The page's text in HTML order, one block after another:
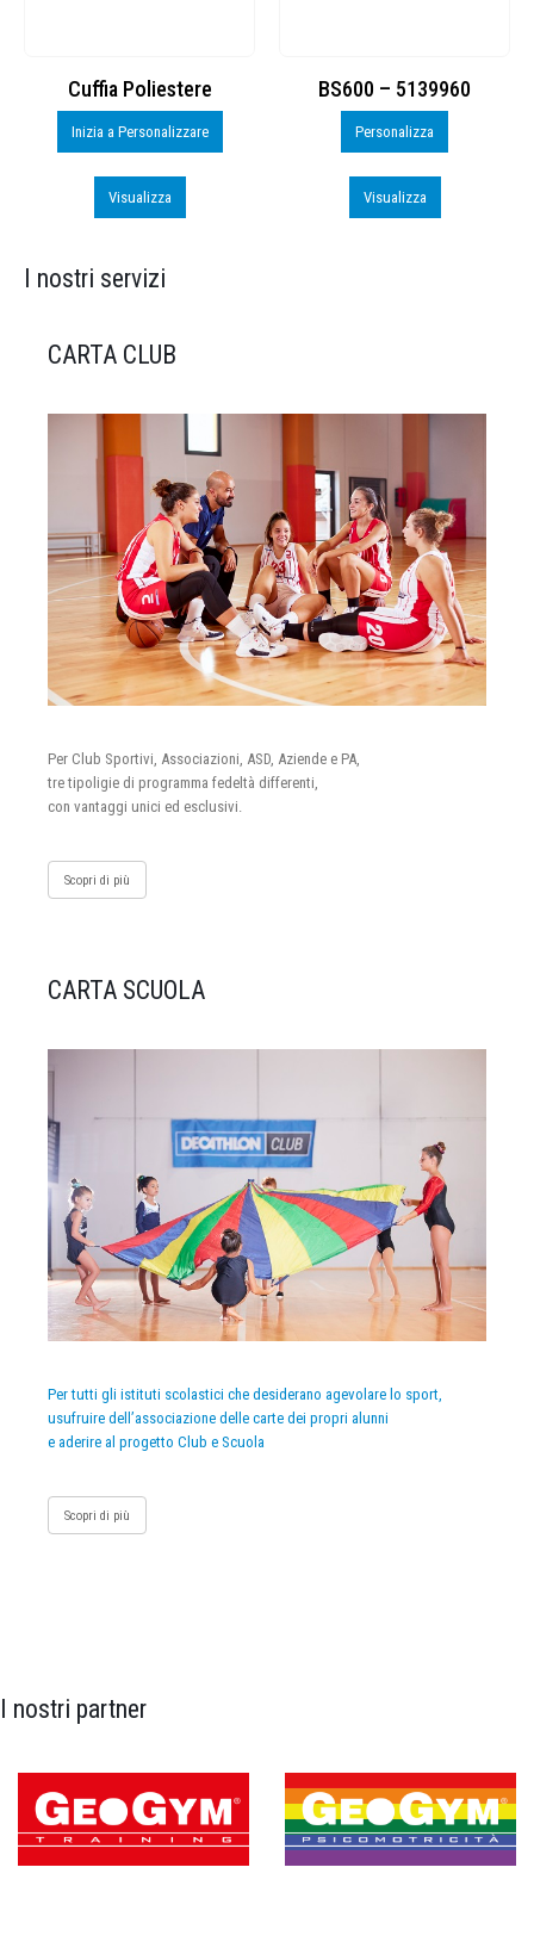
Cuffia Poliestere
Inizia a Personalizzare
Visualizza
BS600 – 5139960
Personalizza
Visualizza
I nostri servizi
CARTA CLUB
Per Club Sportivi, Associazioni, ASD, Aziende e PA,
tre tipoligie di programma fedeltà differenti,
con vantaggi unici ed esclusivi.
Scopri di più
CARTA SCUOLA
Per tutti gli istituti scolastici che desiderano agevolare lo sport,
usufruire dell’associazione delle carte dei propri alunni
e aderire al progetto Club e Scuola
Scopri di più
I nostri partner